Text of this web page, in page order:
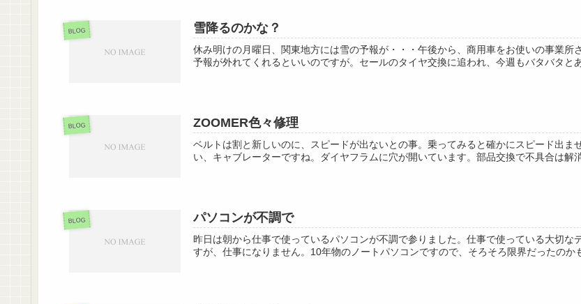
BLOG 雪降るのかな？
休み明けの月曜日、関東地方には雪の予報が・・・午後から、商用車をお使いの事業
予報が外れてくれるといいのですが。セールのタイヤ交換に追われ、今週もバタバタと
BLOG ZOOMER色々修理
ベルトは割と新しいのに、スピードが出ないとの事。乗ってみると確かにスピード出
い、キャブレーターですね。ダイヤフラムに穴が開いています。部品交換で不具合は解
BLOG パソコンが不調で
昨日は朝から仕事で使っているパソコンが不調で参りました。仕事で使っている大切
すが、仕事になりません。10年物のノートパソコンですので、そろそろ限界だったのか